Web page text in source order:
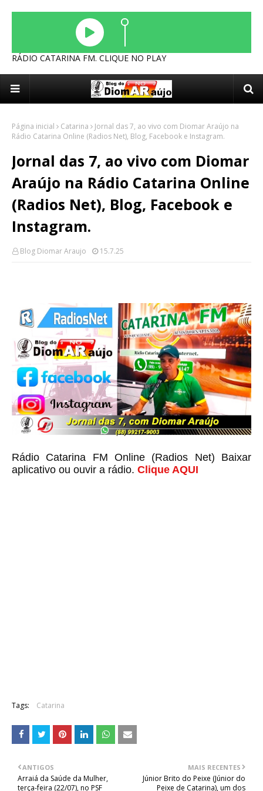
RÁDIO CATARINA FM. CLIQUE NO PLAY
Página inicial Catarina
Jornal das 7, ao vivo com Diomar Araújo na
Rádio Catarina Online (Radios Net), Blog, Facebook e Instagram.
Jornal das 7, ao vivo com Diomar
Araújo na Rádio Catarina Online
(Radios Net), Blog, Facebook e
Instagram.
Blog Diomar Araujo 15.7.25
Rádio Catarina FM Online (Radios Net) Baixar
aplicativo ou ouvir a rádio. Clique AQUI
Tags: Catarina
MAIS RECENTES
Júnior Brito do Peixe (Júnior do
Peixe de Catarina), um dos
ANTIGOS
Arraiá da Saúde da Mulher,
terça-feira (22/07), no PSF